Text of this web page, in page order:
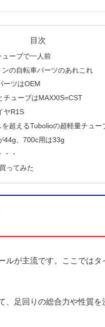
目次
ューブで一人前
ンの自転車パーツのあれこれ
ーツはOEM
チューブはMAXXIS=CST
ヤR1S
を超えるTubolioの超軽量チュー
44g、700c用は33g
・・
ってみた
ルが主流です。ここでは
、足回りの総合力や性質